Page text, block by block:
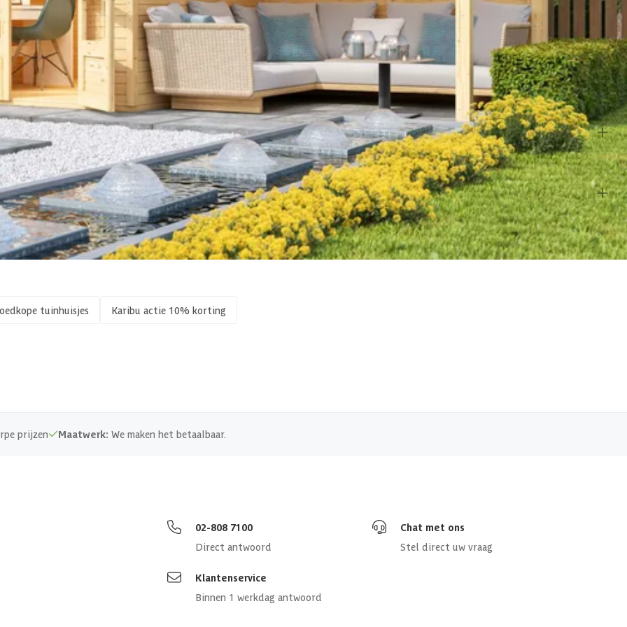
Plat
Dubbele deur
Vurenhout
Blank
Blank
24-192-0049-0
14 m2
tuinhuisjes Karibu actie 10% korting
prijzen Maatwerk: We maken het betaalbaar.
02-808 7100
Direct antwoord
Chat met ons
Stel direct uw vraag
Klantenservice
Binnen 1 werkdag antwoord